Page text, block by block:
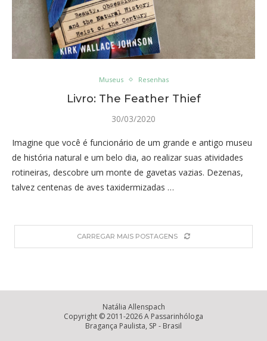
Museus Resenhas
Livro: The Feather Thief
30/03/2020
Imagine que você é funcionário de um grande e antigo museu
de história natural e um belo dia, ao realizar suas atividades
rotineiras, descobre um monte de gavetas vazias. Dezenas,
talvez centenas de aves taxidermizadas …
CARREGAR MAIS POSTAGENS
Natália Allenspach
Copyright © 2011-2026 A Passarinhóloga
Bragança Paulista, SP - Brasil